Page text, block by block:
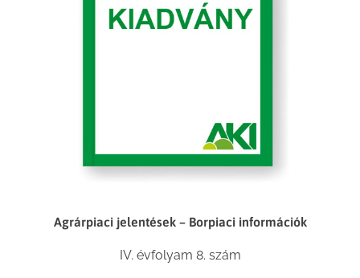
Agrárpiaci jelentések – Borpiaci információk
IV. évfolyam 8. szám